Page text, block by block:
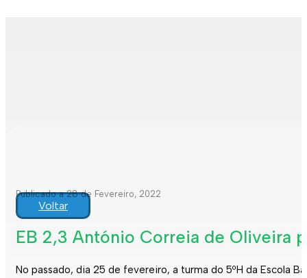
Publicado a 28 de Fevereiro, 2022
Voltar
EB 2,3 António Correia de Oliveira
No passado, dia 25 de fevereiro, a turma do 5ºH da Escola